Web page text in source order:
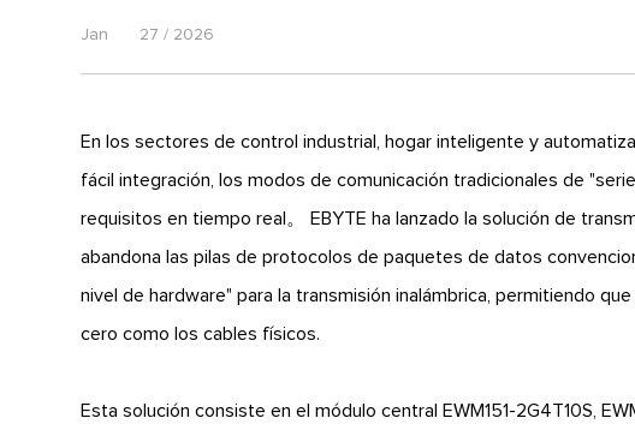
Jan 27 / 2026
En los sectores de control industrial, hogar inteligente y
fácil integración, los modos de comunicación tradicionales de
requisitos en tiempo real。 EBYTE ha lanzado la solución de
abandona las pilas de protocolos de paquetes de datos
nivel de hardware" para la transmisión inalámbrica, permitiendo
cero como los cables físicos.
Esta solución consiste en el módulo central EWM151-2G4T10S,